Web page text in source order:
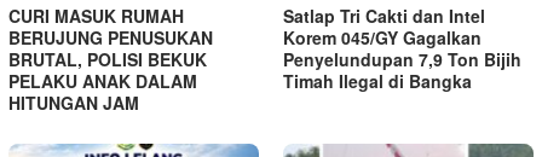
CURI MASUK RUMAH
BERUJUNG PENUSUKAN
BRUTAL, POLISI BEKUK
PELAKU ANAK DALAM
HITUNGAN JAM
Satlap Tri Cakti dan Intel
Korem 045/GY Gagalkan
Penyelundupan 7,9 Ton Bijih
Timah Ilegal di Bangka